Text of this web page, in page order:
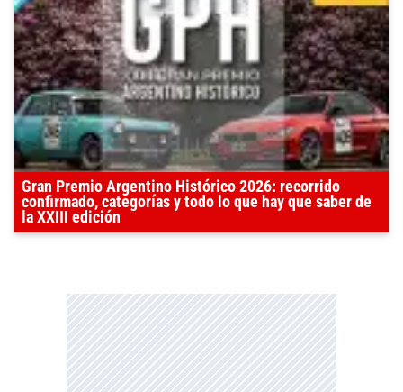
Gran Premio Argentino Histórico 2026: recorrido
confirmado, categorías y todo lo que hay que saber de
la XXIII edición